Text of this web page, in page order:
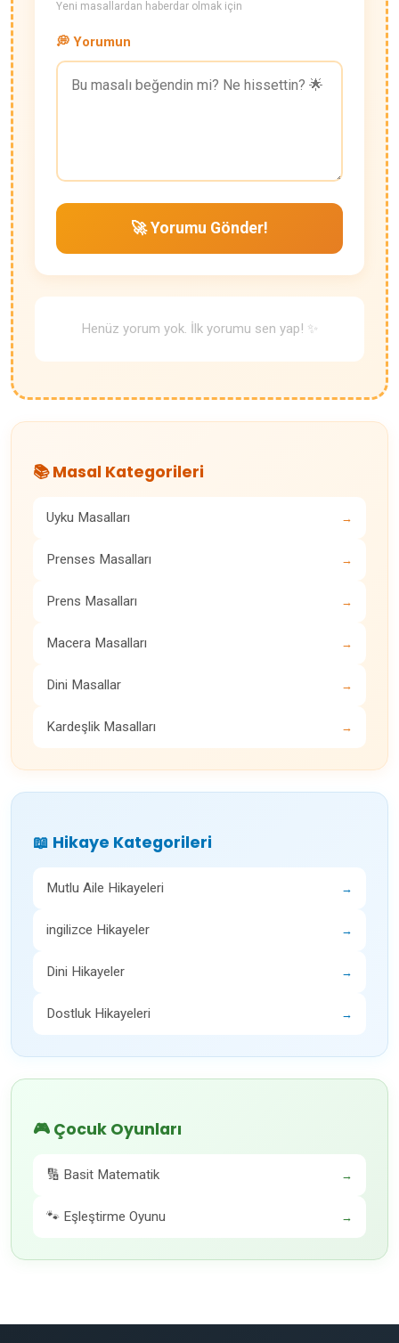
Yeni masallardan haberdar olmak için
💭 Yorumun
🚀 Yorumu Gönder!
Henüz yorum yok. İlk yorumu sen yap! ✨
📚 Masal Kategorileri
Uyku Masalları →
Prenses Masalları →
Prens Masalları →
Macera Masalları →
Dini Masallar →
Kardeşlik Masalları →
📖 Hikaye Kategorileri
Mutlu Aile Hikayeleri →
ingilizce Hikayeler →
Dini Hikayeler →
Dostluk Hikayeleri →
🎮 Çocuk Oyunları
🔢 Basit Matematik →
🐾 Eşleştirme Oyunu →